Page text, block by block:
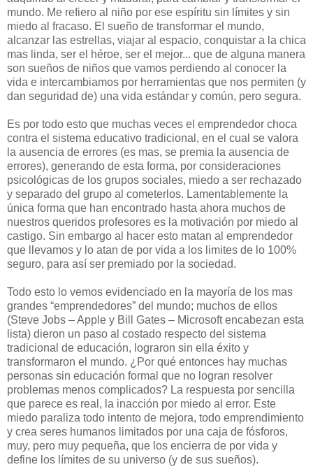
mundo. Me refiero al niño por ese espíritu sin límites y sin
miedo al fracaso. El sueño de transformar el mundo,
alcanzar las estrellas, viajar al espacio, conquistar a la chica
mas linda, ser el héroe, ser el mejor... que de alguna manera
son sueños de niños que vamos perdiendo al conocer la
vida e intercambiamos por herramientas que nos permiten (y
dan seguridad de) una vida estándar y común, pero segura.
Es por todo esto que muchas veces el emprendedor choca
contra el sistema educativo tradicional, en el cual se valora
la ausencia de errores (es mas, se premia la ausencia de
errores), generando de esta forma, por consideraciones
psicológicas de los grupos sociales, miedo a ser rechazado
y separado del grupo al cometerlos. Lamentablemente la
única forma que han encontrado hasta ahora muchos de
nuestros queridos profesores es la motivación por miedo al
castigo. Sin embargo al hacer esto matan al emprendedor
que llevamos y lo atan de por vida a los limites de lo 100%
seguro, para así ser premiado por la sociedad.
Todo esto lo vemos evidenciado en la mayoría de los mas
grandes “emprendedores” del mundo; muchos de ellos
(Steve Jobs – Apple y Bill Gates – Microsoft encabezan esta
lista) dieron un paso al costado respecto del sistema
tradicional de educación, lograron sin ella éxito y
transformaron el mundo. ¿Por qué entonces hay muchas
personas sin educación formal que no logran resolver
problemas menos complicados? La respuesta por sencilla
que parece es real, la inacción por miedo al error. Este
miedo paraliza todo intento de mejora, todo emprendimiento
y crea seres humanos limitados por una caja de fósforos,
muy, pero muy pequeña, que los encierra de por vida y
define los límites de su universo (y de sus sueños).